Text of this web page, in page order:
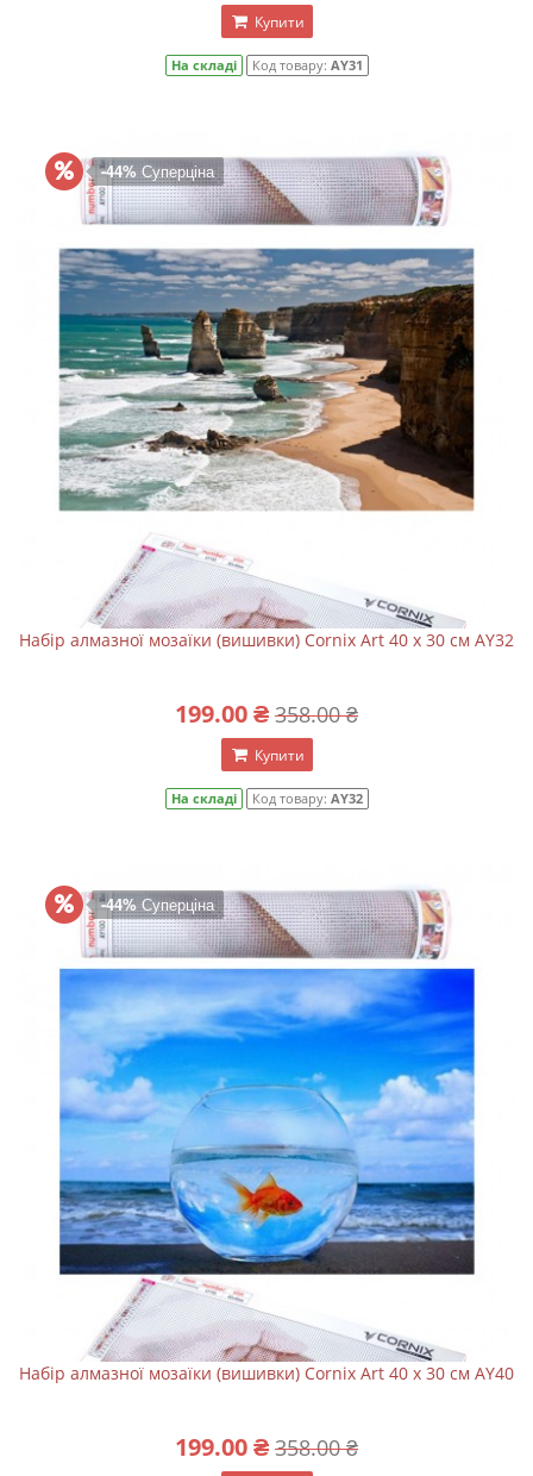
Купити
На складі Код товару: AY31
-44% Суперціна
Набір алмазної мозаїки (вишивки) Cornix Art 40 x 30 см AY32
199.00 ₴ 358.00 ₴
Купити
На складі Код товару: AY32
-44% Суперціна
Набір алмазної мозаїки (вишивки) Cornix Art 40 x 30 см AY40
199.00 ₴ 358.00 ₴